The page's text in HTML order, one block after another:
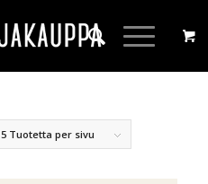
Tuotetta per sivu